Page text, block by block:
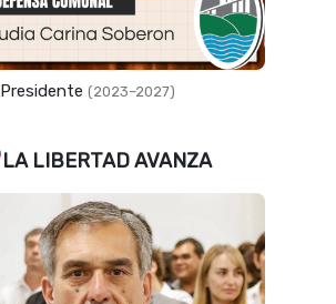
Presidente (2023–2027)
LA LIBERTAD AVANZA